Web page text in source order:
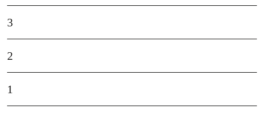
3
2
1